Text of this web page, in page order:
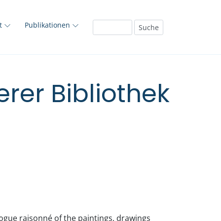
Publikationen
Bibliothek
raisonné of the paintings, drawings